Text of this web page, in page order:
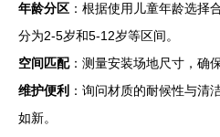
年龄分区 ：根据使用儿童年龄选择
分为2-5岁和5-12岁等区间。
空间匹配：测量安装场地尺寸，确
维护便利 ：询问材质的耐候性与清
如新。